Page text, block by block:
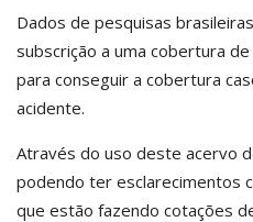
Dados de pesquisas
subscrição a uma cobertura
para conseguir a cobertura
acidente.
Através do uso deste acervo
podendo ter esclarecimentos
que estão fazendo cotações